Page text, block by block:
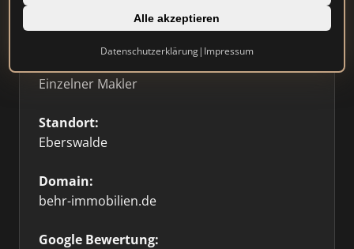
Alle akzeptieren
Datenschutzerklärung| Impressum
Einzelner Makler
Standort:
Eberswalde
Domain:
behr-immobilien.de
Google Bewertung: